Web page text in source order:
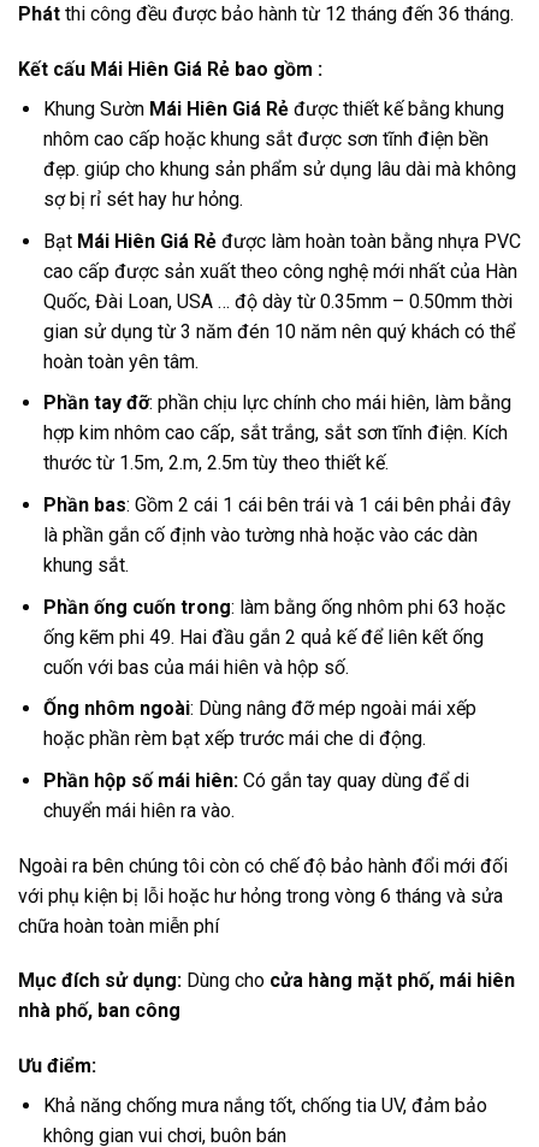
Phát thi công đều được bảo hành từ 12 tháng đến 36 tháng.
Kết cấu Mái Hiên Giá Rẻ bao gồm :
Khung Sườn Mái Hiên Giá Rẻđược thiết kế bằng khung
nhôm cao cấp hoặc khung sắt được sơn tĩnh điện bền
đẹp. giúp cho khung sản phẩm sử dụng lâu dài mà không
sợ bị rỉ sét hay hư hỏng.
Bạt Mái Hiên Giá Rẻ được làm hoàn toàn bằng nhựa PVC
cao cấp được sản xuất theo công nghệ mới nhất của Hàn
Quốc, Đài Loan, USA … độ dày từ 0.35mm – 0.50mm thời
gian sử dụng từ 3 năm đén 10 năm nên quý khách có thể
hoàn toàn yên tâm.
Phần tay đỡ: phần chịu lực chính cho mái hiên, làm bằng
hợp kim nhôm cao cấp, sắt trắng, sắt sơn tĩnh điện. Kích
thước từ 1.5m, 2.m, 2.5m tùy theo thiết kế.
Phần bas: Gồm 2 cái 1 cái bên trái và 1 cái bên phải đây
là phần gắn cố định vào tường nhà hoặc vào các dàn
khung sắt.
Phần ống cuốn trong: làm bằng ống nhôm phi 63 hoặc
ống kẽm phi 49. Hai đầu gắn 2 quả kế để liên kết ống
cuốn với bas của mái hiên và hộp số.
Ống nhôm ngoài: Dùng nâng đỡ mép ngoài mái xếp
hoặc phần rèm bạt xếp trước mái che di động.
Phần hộp số mái hiên: Có gắn tay quay dùng để di
chuyển mái hiên ra vào.
Ngoài ra bên chúng tôi còn có chế độ bảo hành đổi mới đối
với phụ kiện bị lỗi hoặc hư hỏng trong vòng 6 tháng và sửa
chữa hoàn toàn miễn phí
Mục đích sử dụng: Dùng cho cửa hàng mặt phố, mái hiên
nhà phố, ban công
Ưu điểm:
Khả năng chống mưa nắng tốt, chống tia UV, đảm bảo
không gian vui chơi, buôn bán